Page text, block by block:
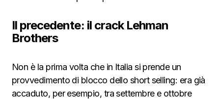
Il precedente: il crack Lehman
Brothers
Non è la prima volta che in Italia si prende un
provvedimento di blocco dello short selling: era già
accaduto, per esempio, tra settembre e ottobre